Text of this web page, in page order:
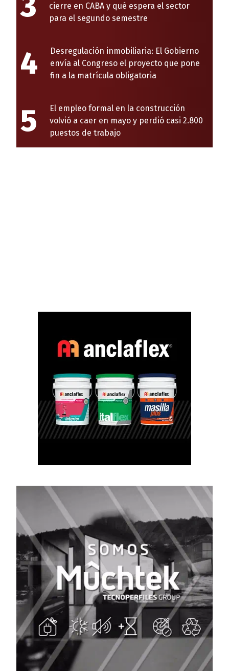
cierre en CABA y qué espera el sector
para el segundo semestre
4
Desregulación inmobiliaria: El Gobierno
envía al Congreso el proyecto que pone
fin a la matrícula obligatoria
5
El empleo formal en la construcción
volvió a caer en mayo y perdió casi 2.800
puestos de trabajo